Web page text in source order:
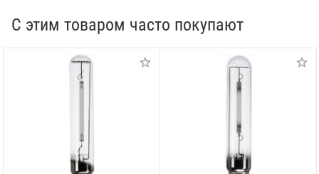
С этим товаром часто покупают